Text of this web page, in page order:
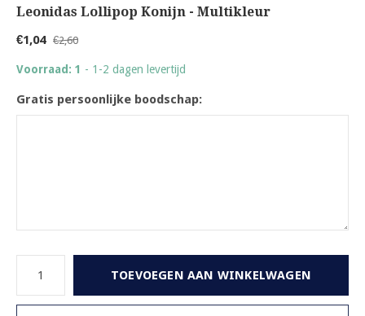
Leonidas Lollipop Konijn - Multikleur
€1,04 €2,60
Voorraad: 1 - 1-2 dagen levertijd
Gratis persoonlijke boodschap:
TOEVOEGEN AAN WINKELWAGEN